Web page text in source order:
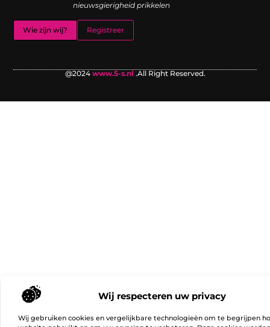
Wij respecteren uw privacy
Wij gebruiken cookies en vergelijkbare technologieën om te begrijpen
nieuwsgierigheid prikkelen
Wie zijn wij? Registreer
@2024 www.5-s.nl .All Right Reserved.